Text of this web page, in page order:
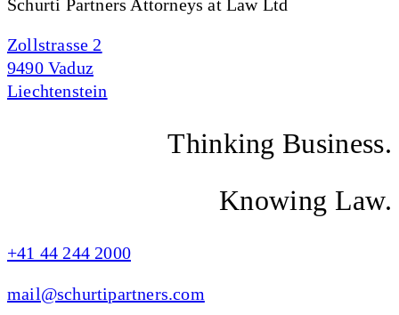
Schurti Partners Attorneys at Law Ltd
Zollstrasse 2
9490 Vaduz
Liechtenstein
Thinking Business.
Knowing Law.
+41 44 244 2000
mail@schurtipartners.com